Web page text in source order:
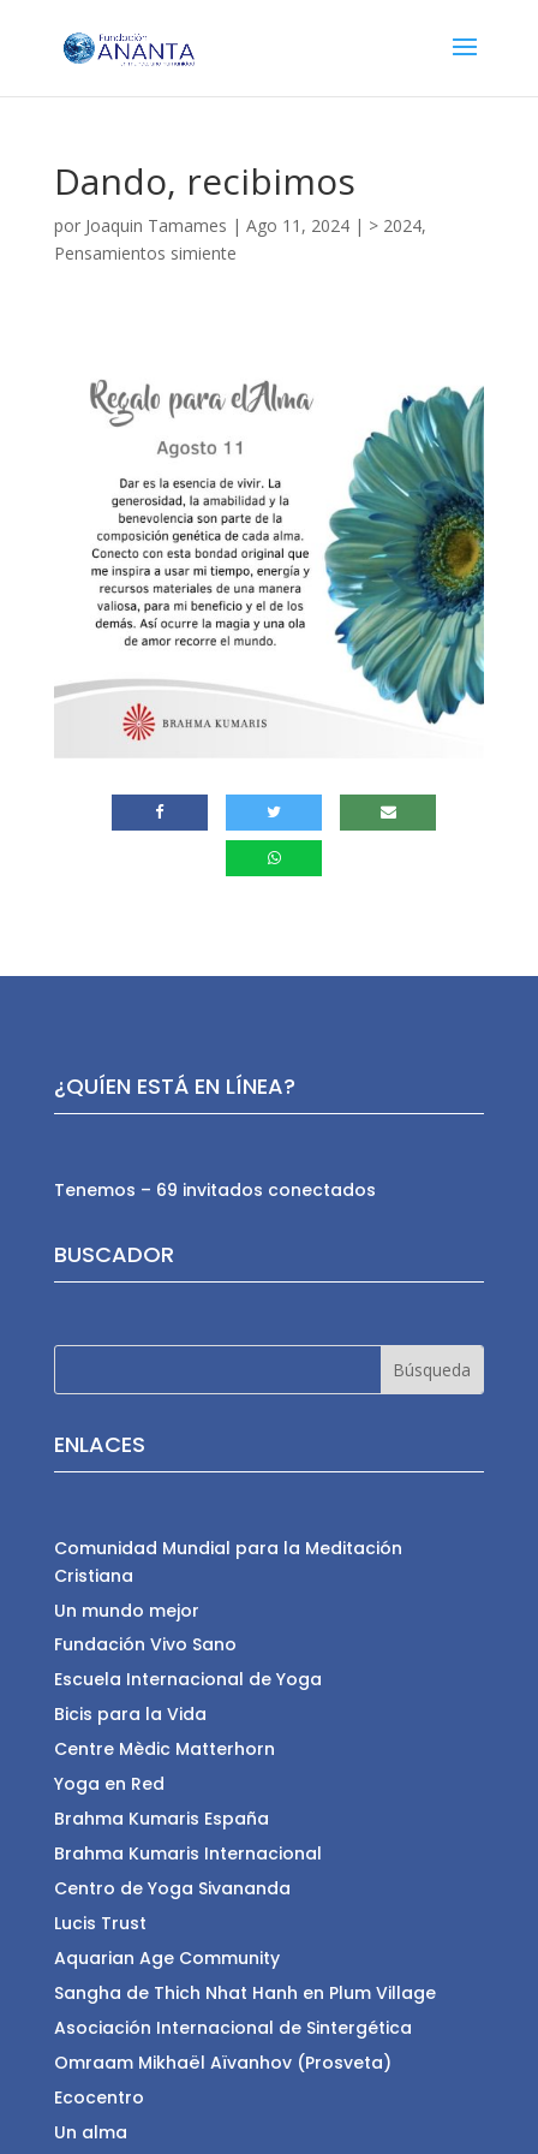
Dando, recibimos
por Joaquin Tamames | Ago 11, 2024| > 2024,
Pensamientos simiente
¿QUÍEN ESTÁ EN LÍNEA?
Tenemos – 69 invitados conectados
BUSCADOR
ENLACES
Comunidad Mundial para la Meditación
Cristiana
Un mundo mejor
Fundación Vivo Sano
Escuela Internacional de Yoga
Bicis para la Vida
Centre Mèdic Matterhorn
Yoga en Red
Brahma Kumaris España
Brahma Kumaris Internacional
Centro de Yoga Sivananda
Lucis Trust
Aquarian Age Community
Sangha de Thich Nhat Hanh en Plum Village
Asociación Internacional de Sintergética
Omraam Mikhaël Aïvanhov (Prosveta)
Ecocentro
Un alma